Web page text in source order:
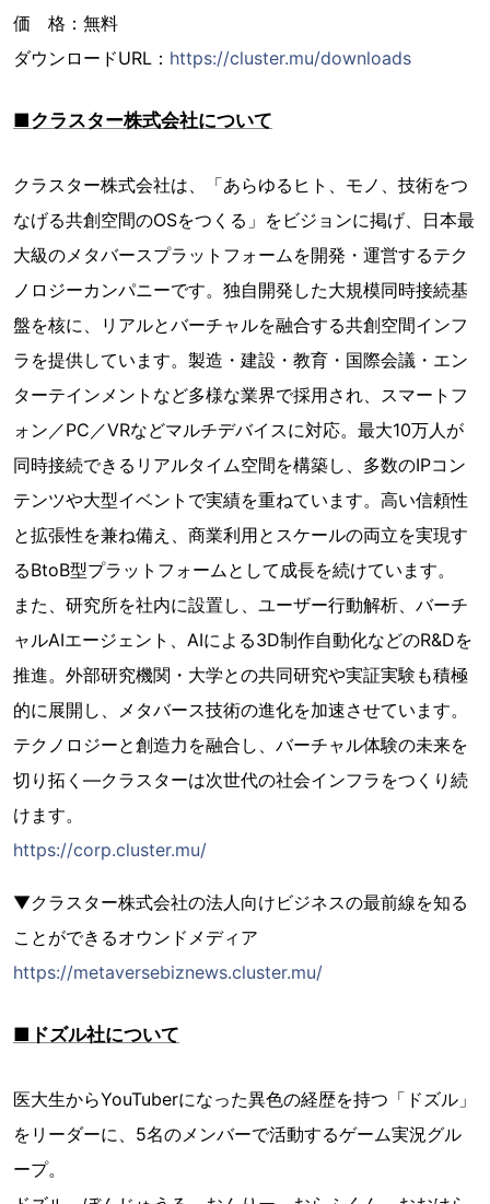
価 格：無料
ダウンロードURL： https://cluster.mu/downloads
■クラスター株式会社について
クラスター株式会社は、「あらゆるヒト、モノ、技術をつ
なげる共創空間のOSをつくる」をビジョンに掲げ、日本最
大級のメタバースプラットフォームを開発・運営するテク
ノロジーカンパニーです。独自開発した大規模同時接続基
盤を核に、リアルとバーチャルを融合する共創空間インフ
ラを提供しています。製造・建設・教育・国際会議・エン
ターテインメントなど多様な業界で採用され、スマートフ
ォン／PC／VRなどマルチデバイスに対応。最大10万人が
同時接続できるリアルタイム空間を構築し、多数のIPコン
テンツや大型イベントで実績を重ねています。高い信頼性
と拡張性を兼ね備え、商業利用とスケールの両立を実現す
るBtoB型プラットフォームとして成長を続けています。
また、研究所を社内に設置し、ユーザー行動解析、バーチ
ャルAIエージェント、AIによる3D制作自動化などのR&Dを
推進。外部研究機関・大学との共同研究や実証実験も積極
的に展開し、メタバース技術の進化を加速させています。
テクノロジーと創造力を融合し、バーチャル体験の未来を
切り拓く―クラスターは次世代の社会インフラをつくり続
けます。
https://corp.cluster.mu/
▼クラスター株式会社の法人向けビジネスの最前線を知る
ことができるオウンドメディア
https://metaversebiznews.cluster.mu/
■ドズル社について
医大生からYouTuberになった異色の経歴を持つ「ドズル」
をリーダーに、5名のメンバーで活動するゲーム実況グル
ープ。